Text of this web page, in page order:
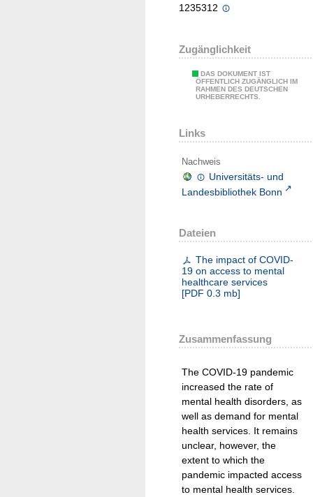
1235312
Zugänglichkeit
DAS DOKUMENT IST
ÖFFENTLICH ZUGÄNGLICH IM
RAHMEN DES DEUTSCHEN
URHEBERRECHTS.
Links
Nachweis
Universitäts- und
Landesbibliothek Bonn
Dateien
The impact of COVID-
19 on access to mental
healthcare services
[PDF 0.3 mb]
Zusammenfassung
The COVID-19 pandemic
increased the rate of
mental health disorders, as
well as demand for mental
health services. It remains
unclear, however, the
extent to which the
pandemic impacted access
to mental health services.